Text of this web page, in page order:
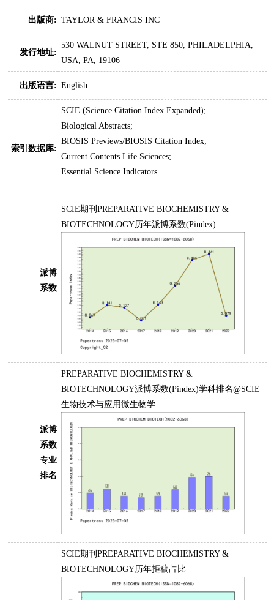
出版商: TAYLOR & FRANCIS INC
发行地址:
530 WALNUT STREET, STE 850, PHILADELPHIA,
USA, PA, 19106
出版语言: English
索引数据库:
SCIE (Science Citation Index Expanded);
Biological Abstracts;
BIOSIS Previews/BIOSIS Citation Index;
Current Contents Life Sciences;
Essential Science Indicators
派博
系数
SCIE期刊PREPARATIVE BIOCHEMISTRY &
BIOTECHNOLOGY历年派博系数(Pindex)
派博
系数
专业
排名
PREPARATIVE BIOCHEMISTRY &
BIOTECHNOLOGY派博系数(Pindex)学科排名@SCIE
生物技术与应用微生物学
SCIE期刊PREPARATIVE BIOCHEMISTRY &
BIOTECHNOLOGY历年拒稿占比